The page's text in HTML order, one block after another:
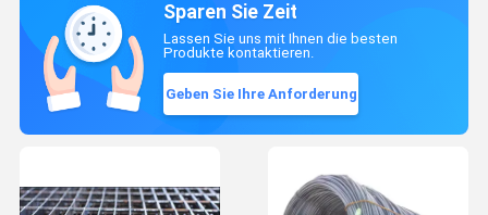
Sparen Sie Zeit
Lassen Sie uns mit Ihnen die besten
Produkte kontaktieren.
Geben Sie Ihre Anforderung